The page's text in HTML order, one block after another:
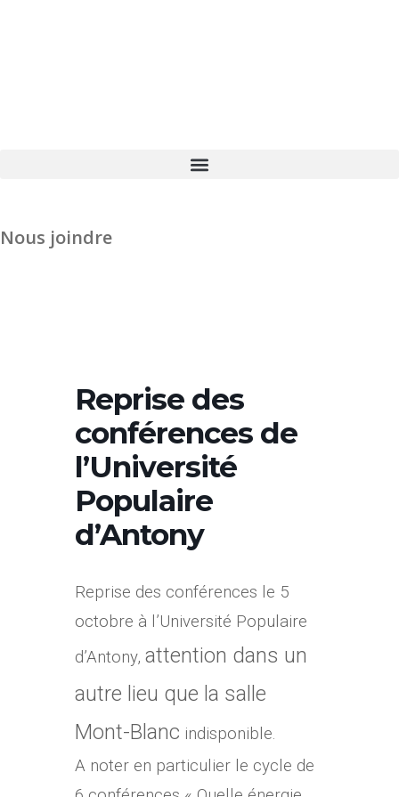
Nous joindre
Reprise des
conférences de
l’Université
Populaire
d’Antony
Reprise des conférences le 5
octobre à l’Université Populaire
d’Antony, attention dans un
autre lieu que la salle
Mont-Blanc indisponible.
A noter en particulier le cycle de